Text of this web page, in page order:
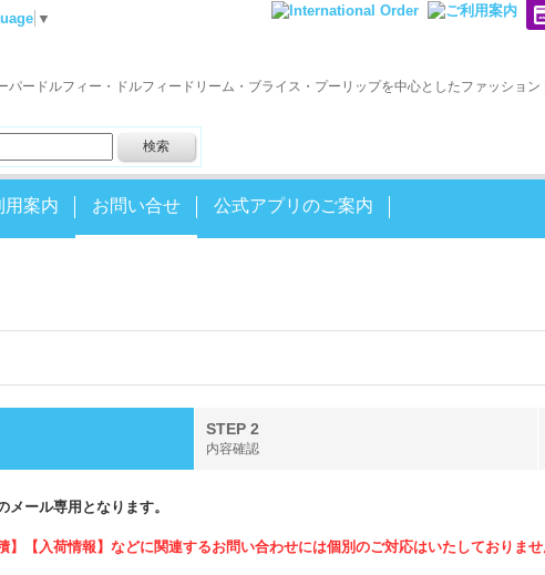
▼
パードルフィー・ドルフィードリーム・ブライス・プーリップを中心としたファッショ
用案内 お問い合せ 公式アプリのご案内
STEP 2
内容確認
メール専用となります。
】【入荷情報】などに関連するお問い合わせには個別のご対応はいたしておりませ